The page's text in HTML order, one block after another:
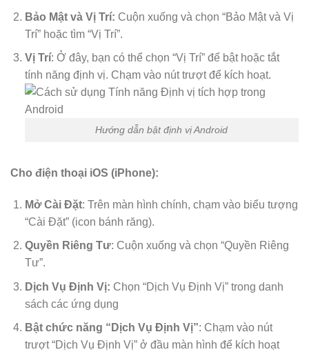
Bảo Mật và Vị Trí: Cuộn xuống và chọn “Bảo Mật và Vị
Trí” hoặc tìm “Vị Trí”.
Vị Trí: Ở đây, bạn có thể chọn “Vị Trí” để bật hoặc tắt
tính năng định vị. Chạm vào nút trượt để kích hoạt.
Hướng dẫn bật định vị Android
Cho điện thoại iOS (iPhone):
Mở Cài Đặt: Trên màn hình chính, chạm vào biểu tượng
“Cài Đặt” (icon bánh răng).
Quyền Riêng Tư: Cuộn xuống và chọn “Quyền Riêng
Tư”.
Dịch Vụ Định Vị: Chọn “Dịch Vụ Định Vị” trong danh
sách các ứng dụng
Bật chức năng “Dịch Vụ Định Vị”: Chạm vào nút
trượt “Dịch Vụ Định Vị” ở đầu màn hình để kích hoạt